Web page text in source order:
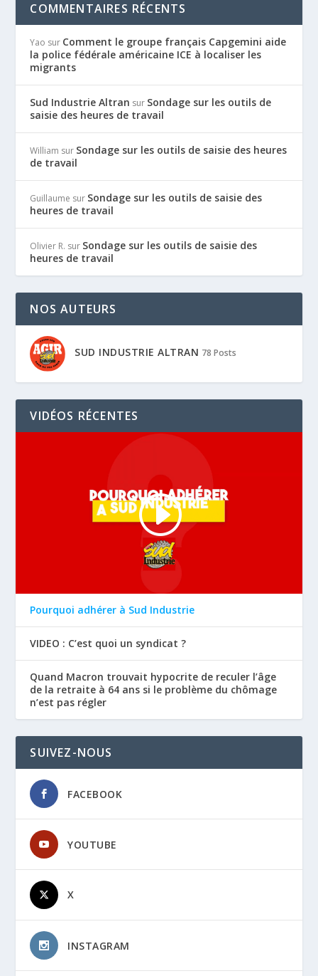
COMMENTAIRES RÉCENTS
Yao sur Comment le groupe français Capgemini aide
la police fédérale américaine ICE à localiser les
migrants
Sud Industrie Altran sur Sondage sur les outils de
saisie des heures de travail
William sur Sondage sur les outils de saisie des heures
de travail
Guillaume sur Sondage sur les outils de saisie des
heures de travail
Olivier R. sur Sondage sur les outils de saisie des
heures de travail
NOS AUTEURS
SUD INDUSTRIE ALTRAN 78 Posts
VIDÉOS RÉCENTES
Pourquoi adhérer à Sud Industrie
VIDEO : C’est quoi un syndicat ?
Quand Macron trouvait hypocrite de reculer l’âge
de la retraite à 64 ans si le problème du chômage
n’est pas régler
SUIVEZ-NOUS
FACEBOOK
YOUTUBE
X
INSTAGRAM